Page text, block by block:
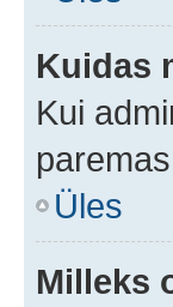
Kuidas
Kui
Üles
Milleks